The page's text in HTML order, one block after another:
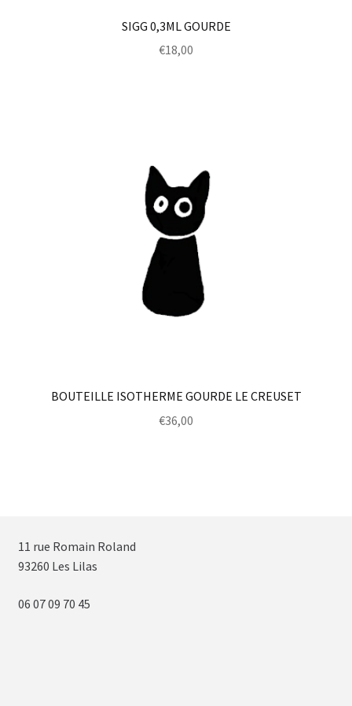
SIGG 0,3ML GOURDE
€18,00
BOUTEILLE ISOTHERME GOURDE LE CREUSET
€36,00
11 rue Romain Roland
93260 Les Lilas
06 07 09 70 45